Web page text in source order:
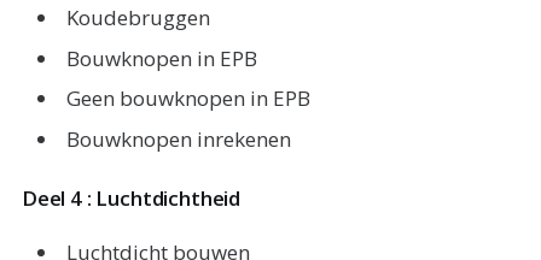
Koudebruggen
Bouwknopen in EPB
Geen bouwknopen in EPB
Bouwknopen inrekenen
Deel 4 : Luchtdichtheid
Luchtdicht bouwen